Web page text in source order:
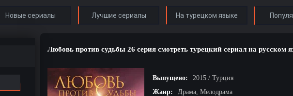
Новые сериалы Лучшие сериалы На турецком языке
Любовь против судьбы 26 серия смотреть турецкий сериал на русском
Выпущено:
2015 / Турция
Жанр:
Драма, Мелодрама